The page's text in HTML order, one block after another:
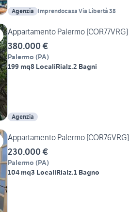
Agenzia Imprendocasa Via Libertà 38
Appartamento Palermo [COR77VRG]
380.000 €
Palermo (PA)
199 mq8 LocaliRialz.2 Bagni
Agenzia
Appartamento Palermo [COR76VRG]
230.000 €
Palermo (PA)
104 mq3 LocaliRialz.1 Bagno